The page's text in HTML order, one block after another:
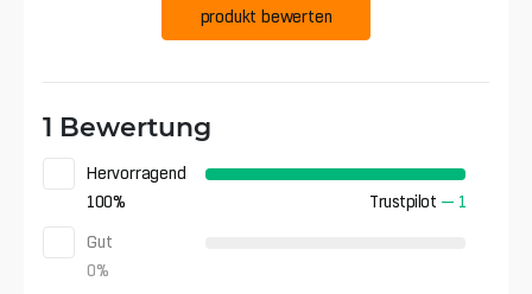
produkt bewerten
1 Bewertung
Hervorragend
100% Trustpilot — 1
Gut
0%